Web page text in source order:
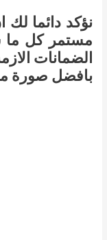
نؤكد دائما
مستمر كل ما
الضمانات
بافضل صورة